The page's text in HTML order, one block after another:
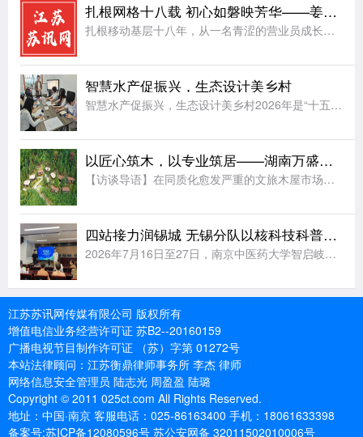
扎根网格十八载 初心如磐映芳华——姜堰分公司罗塘网格卞成凤
扎根移动基层十八年，从一名青涩的营业员成长为独当一面的网格长，姜堰分公司罗塘网格卞成凤同志，岗位在变、身份在变，但“把网格当家，把群众当亲人”的誓言始终未变。她的三个故事，折射出一名基层移动党员的初心
智慧水产促振兴，生态设计美乡村
智慧水产促振兴，生态设计美乡村2026年是“十五五”规划起步之年，为助推农业现代化发展，落实乡村振兴相关工作要求，上海杉达学院工程学院实践团奔赴常州金坛水产养殖片区开展暑期社会实践。团队走出校园课堂，
以匠心筑木，以专业筑居——湖南万盛旅游的品质信条与行业坚守
【访谈导语】在同质化愈发严重的文旅木屋市场中，低价劣质拼装木屋充斥行业，不少木屋厂家以缩减工艺、简化防腐流程换取短期利润，导致大量民宿木屋使用三五年便出现变形、漏水、腐朽问题，不仅损害了游客的居住体验
四站接力润锡城 无锡分队以核科技科普赓续“两弹一星”精神
2026年7月16日至27日，南京中医药大学智启岐黄志愿团无锡分队先后走进斗山花苑社区、港下城市书房、静慧养老服务中心和梅园社区，开展4场志愿服务，累计服务240+人次，志愿服务24+小时。无锡系列实
江苏苏讯网传媒有限公司 版权所有
增值电信业务经营许可证 苏B2--20160159
广播电视节目制作许可证 （苏）字第 01272号
本站法律顾问：江苏衡鼎律师事务所 李杰 律师
网络信息安全管理员 陆志光 周盈盈 陆璐
Copyright © 2011 025ct.com All Rights Reserved.
地址：中国·南京 客服电话：025-86163400 手机：18061633398
备案号:苏ICP备12080596号 苏公安网备 32011502010006号